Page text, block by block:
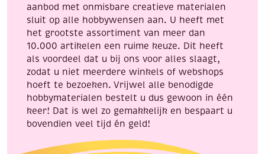
aanbod met onmisbare creatieve materialen
sluit op alle hobbywensen aan. U heeft met
het grootste assortiment van meer dan
10.000 artikelen een ruime keuze. Dit heeft
als voordeel dat u bij ons voor alles slaagt,
zodat u niet meerdere winkels of webshops
hoeft te bezoeken. Vrijwel alle benodigde
hobbymaterialen bestelt u dus gewoon in één
keer! Dat is wel zo gemakkelijk en bespaart u
bovendien veel tijd én geld!